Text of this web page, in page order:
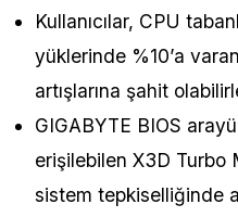
Kullanıcılar, CPU
yüklerinde %10’a
artışlarına şahit
GIGABYTE BIOS
erişilebilen X3D Turbo
sistem tepkiselliğinde